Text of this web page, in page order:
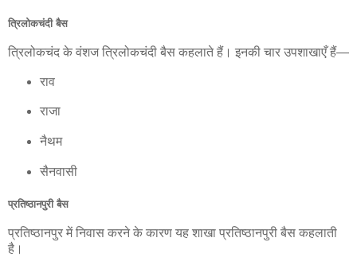
त्रिलोकचंदी बैस
त्रिलोकचंद के वंशज त्रिलोकचंदी बैस कहलाते हैं। इनकी चार उपशाखाएँ हैं—
राव
राजा
नैथम
सैनवासी
प्रतिष्ठानपुरी बैस
प्रतिष्ठानपुर में निवास करने के कारण यह शाखा प्रतिष्ठानपुरी बैस कहलाती
है।